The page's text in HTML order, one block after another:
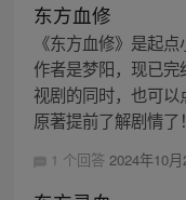
东方血修
《东方血修》是起
作者是梦阳，现已
视剧的同时，也可以
原著提前了解剧情了！
1 个回答 2024年10